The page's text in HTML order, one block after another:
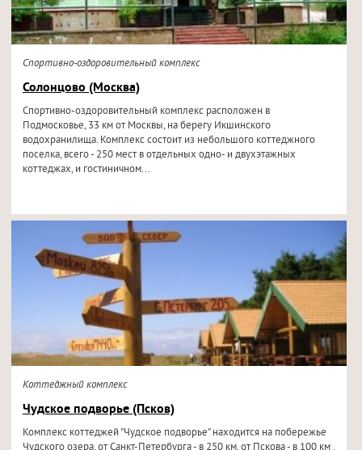
Спортивно-оздоровительный комплекс
Солонцово (Москва)
Спортивно-оздоровительный комплекс расположен в
Подмосковье, 33 км от Москвы, на берегу Икшинского
водохранилища. Комплекс состоит из небольшого коттеджного
поселка, всего - 250 мест в отдельных одно- и двухэтажных
коттеджах, и гостиничном...
Коттеджный комплекс
Чудское подворье (Псков)
Комплекс коттеджей "Чудское подворье" находится на побережье